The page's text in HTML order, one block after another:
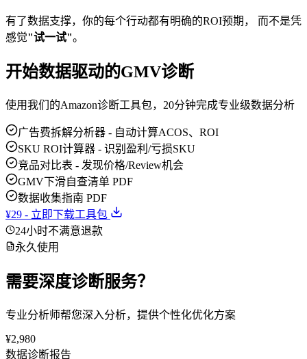
有了数据支撑，你的每个行动都有明确的ROI预期， 而不是凭
感觉"试一试"。
开始数据驱动的GMV诊断
使用我们的Amazon诊断工具包，20分钟完成专业级数据分析
广告费拆解分析器 - 自动计算ACOS、ROI
SKU ROI计算器 - 识别盈利/亏损SKU
竞品对比表 - 发现价格/Review机会
GMV下滑自查清单 PDF
数据收集指南 PDF
¥29 - 立即下载工具包
24小时不满意退款
永久使用
需要深度诊断服务？
专业分析师帮您深入分析，提供个性化优化方案
¥2,980
数据诊断报告